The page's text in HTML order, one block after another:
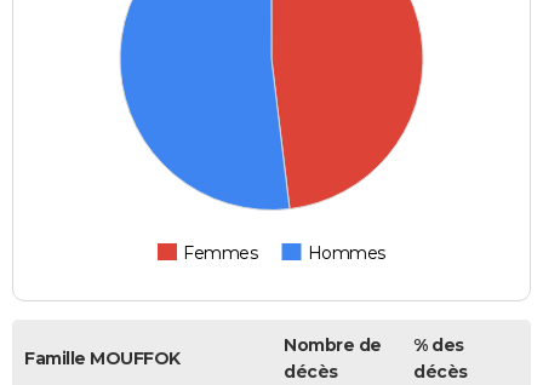
Femmes Hommes
Famille MOUFFOK
Nombre de
décès
% des
décès